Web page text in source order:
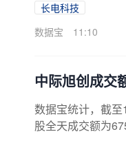
长电科技
数据宝
11:10
中际旭创成交
数据宝统计，截
股全天成交额为